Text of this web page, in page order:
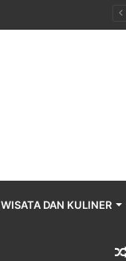
WISATA DAN KULINER